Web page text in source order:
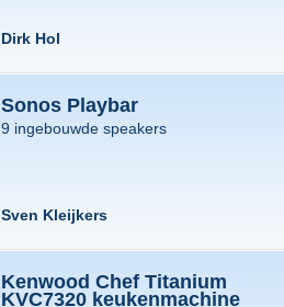
Dirk Hol
Sonos Playbar
9 ingebouwde speakers
Sven Kleijkers
Kenwood Chef Titanium
KVC7320 keukenmachine